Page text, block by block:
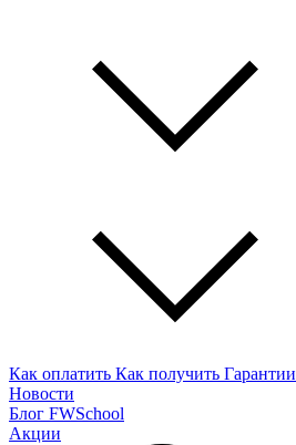
Как оплатить Как получить Гарантии
Новости
Блог FWSchool
Акции